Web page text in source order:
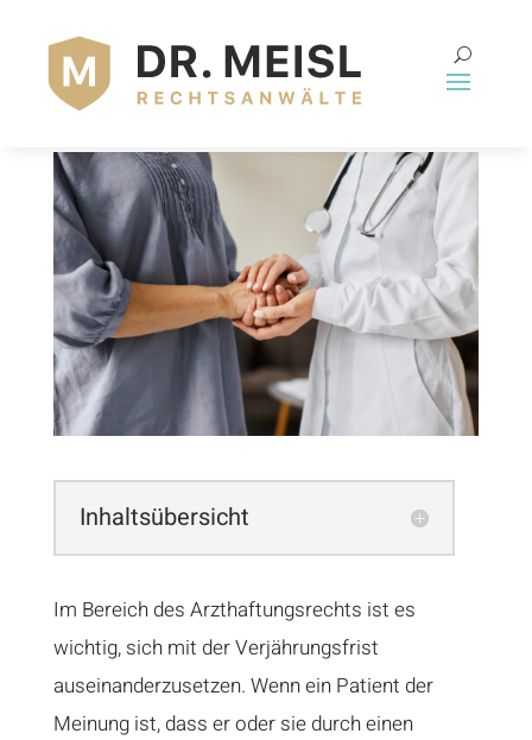
ARZTHAFTUNGSRECHT
VERJÄHRUNG
Inhaltsübersicht
Im Bereich des Arzthaftungsrechts ist es
wichtig, sich mit der Verjährungsfrist
auseinanderzusetzen. Wenn ein Patient der
Meinung ist, dass er oder sie durch einen